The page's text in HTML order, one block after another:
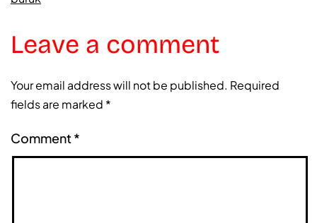
Leave a comment
Your email address will not be published. Required
fields are marked *
Comment*